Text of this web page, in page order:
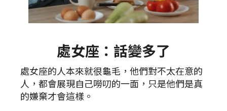
處女座：話變多了
處女座的人本來就很龜毛，他們對不太在意的
人，都會展現自己嘮叨的一面，只是他們是真
的嫌棄才會這樣。